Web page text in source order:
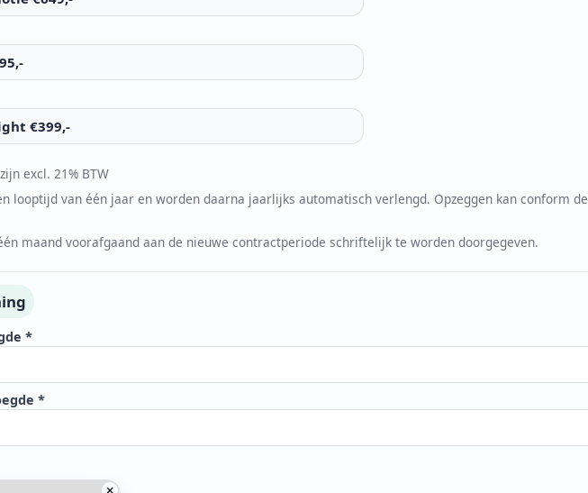
€399,-
excl. 21% BTW
looptijd van één jaar en worden daarna jaarlijks automatisch verlengd. Opzeggen kan conform de
maand voorafgaand aan de nieuwe contractperiode schriftelijk te worden doorgegeven.
*
*